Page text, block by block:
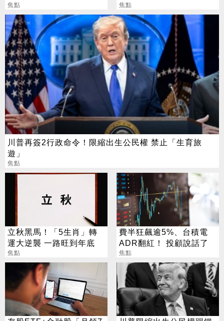
焦點
洗盤
焦點
川普再簽2行政命令！限縮出生公民權 禁止「生育旅
遊」
焦點
立秋黑馬！「5生肖」轉
運大逆襲 一路旺到年底
焦點
費半狂飆逾5%、台積電
ADR翻紅！ 投顧說話了
焦點